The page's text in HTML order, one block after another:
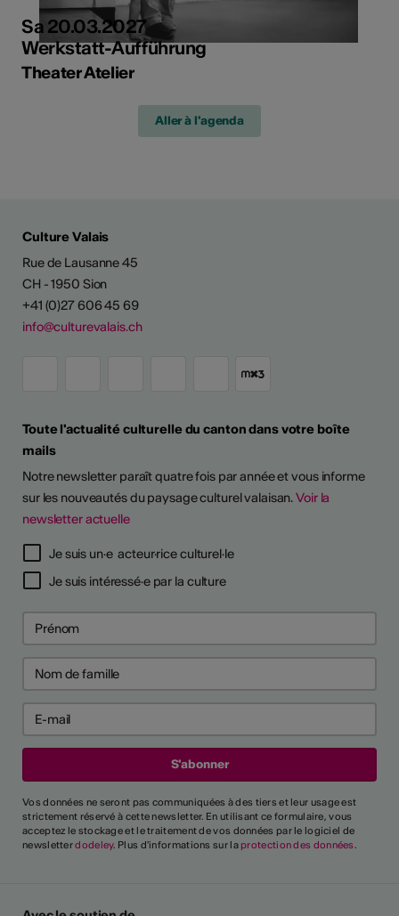
Sa 20.03.2027
Werkstatt-Aufführung
Theater Atelier
Aller à l'agenda
Culture Valais
Rue de Lausanne 45
CH - 1950 Sion
+41 (0)27 606 45 69
info@culturevalais.ch
Toute l'actualité culturelle du canton dans votre boîte
mails
Notre newsletter paraît quatre fois par année et vous informe
sur les nouveautés du paysage culturel valaisan.Voir la
newsletter actuelle
Je suis un·e acteur·rice culturel·le
Je suis intéressé·e par la culture
Vos données ne seront pas communiquées à des tiers et leur usage est
strictement réservé à cette newsletter. En utilisant ce formulaire, vous
acceptez le stockage et le traitement de vos données par le logiciel de
newsletterdodeley. Plus d'informations sur la protection des données.